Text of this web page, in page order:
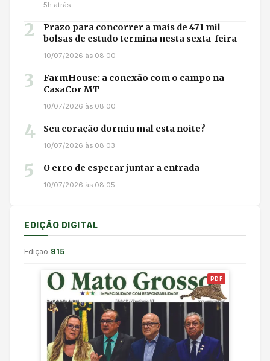
5h atrás
2
Prazo para concorrer a mais de 471 mil
bolsas de estudo termina nesta sexta-feira
10/07/2026 às 08:00
3
FarmHouse: a conexão com o campo na
CasaCor MT
10/07/2026 às 08:00
4 Seu coração dormiu mal esta noite?
10/07/2026 às 08:03
5 O erro de esperar juntar a entrada
10/07/2026 às 08:05
EDIÇÃO DIGITAL
Edição 915
PDF